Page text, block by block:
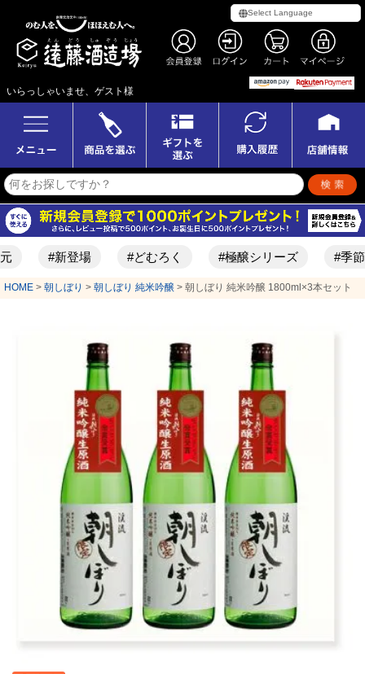
いらっしゃいませ、ゲスト様
新登場 #どむろく #極醸シリーズ #季節限定酒
HOME 朝しぼり 朝しぼり 純米吟醸 朝しぼり 純米吟醸 1800ml×3本セット